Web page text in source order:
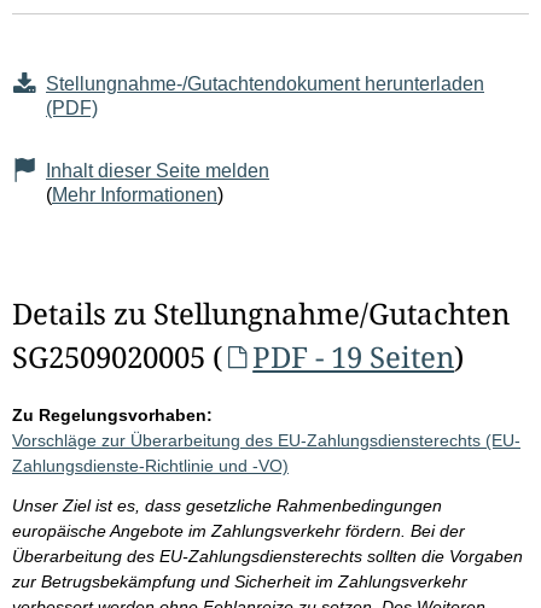
Stellungnahme-/Gutachtendokument herunterladen
(PDF)
Inhalt dieser Seite melden
(Mehr Informationen)
Details zu Stellungnahme/Gutachten
SG2509020005 (
PDF - 19 Seiten)
Zu Regelungsvorhaben:
Vorschläge zur Überarbeitung des EU-Zahlungsdiensterechts (EU-
Zahlungsdienste-Richtlinie und -VO)
Unser Ziel ist es, dass gesetzliche Rahmenbedingungen
europäische Angebote im Zahlungsverkehr fördern. Bei der
Überarbeitung des EU-Zahlungsdiensterechts sollten die Vorgaben
zur Betrugsbekämpfung und Sicherheit im Zahlungsverkehr